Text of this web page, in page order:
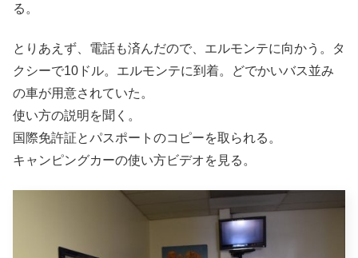
る。
とりあえず、電話も済んだので、エルモンテに向かう。タ
クシーで10ドル。エルモンテに到着。どでかいバス並み
の車が用意されていた。
使い方の説明を聞く。
国際免許証とパスポートのコピーを取られる。
キャンピングカーの使い方ビデオを見る。